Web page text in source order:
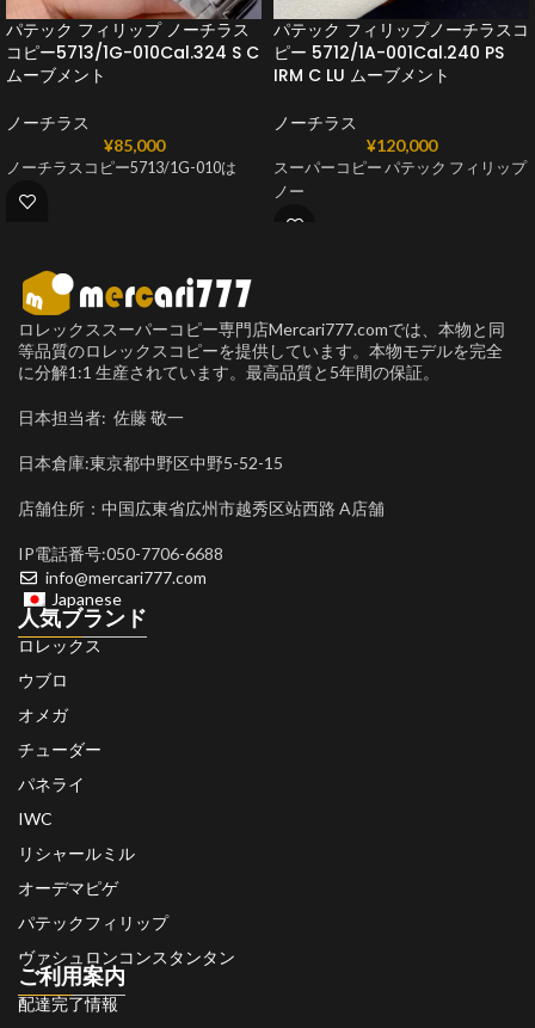
パテック フィリップ ノーチラス
コピー5713/1G-010Cal.324 S C
ムーブメント
ノーチラス
¥85,000
ノーチラスコピー5713/1G-010は
パテック フィリップノーチラスコ
ピー 5712/1A-001Cal.240 PS
IRM C LU ムーブメント
ノーチラス
¥120,000
スーパーコピー パテック フィリップ
ノー
ロレックススーパーコピー専門店Mercari777.comでは、本物と同
等品質のロレックスコピーを提供しています。本物モデルを完全
に分解1:1 生産されています。最高品質と5年間の保証。
日本担当者: 佐藤 敬一
日本倉庫:東京都中野区中野5-52-15
店舗住所：中国広東省広州市越秀区站西路 A店舗
IP電話番号:050-7706-6688
info@mercari777.com
Japanese
人気ブランド
ロレックス
ウブロ
オメガ
チューダー
パネライ
IWC
リシャールミル
オーデマピゲ
パテックフィリップ
ヴァシュロンコンスタンタン
ご利用案内
配達完了情報